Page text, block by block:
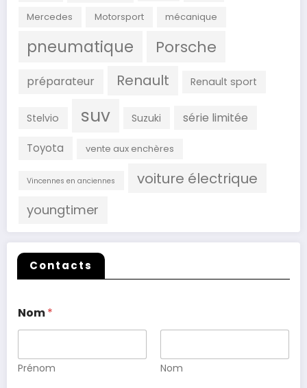
Mercedes Motorsport mécanique
pneumatique Porsche
préparateur Renault Renault sport
Stelvio suv Suzuki série limitée
Toyota vente aux enchères
Vincennes en anciennes voiture électrique
youngtimer
Contacts
Nom*
Prénom Nom